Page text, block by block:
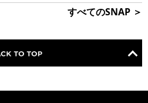
すべてのSNAP ＞